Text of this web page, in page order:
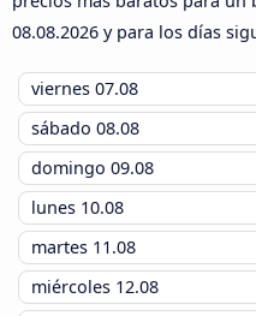
08.08.2026 y para los días
viernes 07.08
sábado 08.08
domingo 09.08
lunes 10.08
martes 11.08
miércoles 12.08